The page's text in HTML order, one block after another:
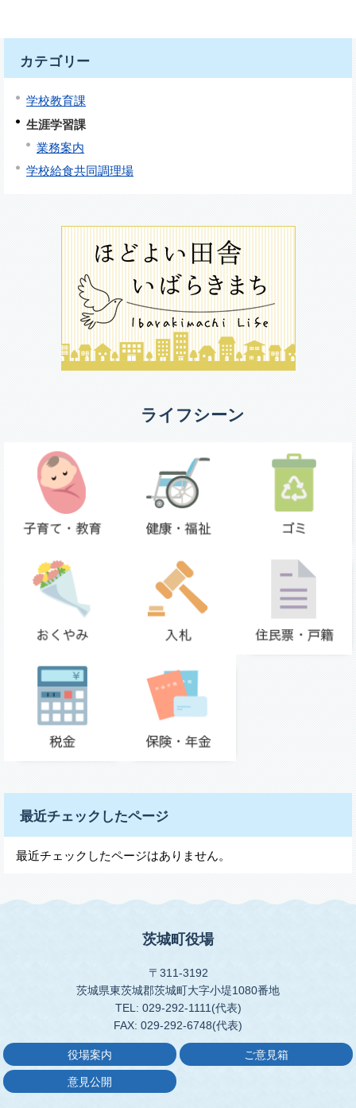
カテゴリー
学校教育課
生涯学習課
業務案内
学校給食共同調理場
ライフシーン
最近チェックしたページ
最近チェックしたページはありません。
茨城町役場
〒311-3192
茨城県東茨城郡茨城町大字小堤1080番地
TEL: 029-292-1111(代表)
FAX: 029-292-6748(代表)
役場案内 ご意見箱
意見公開